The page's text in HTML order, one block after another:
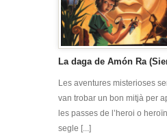
La daga de Amón Ra
Les aventures misterioses
van trobar un bon mitjà per
les passes de l’heroi o
segle [...]